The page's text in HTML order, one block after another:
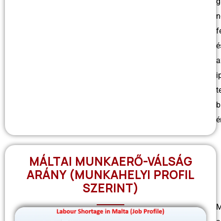
MÁLTAI MUNKAERŐ-VÁLSÁG
ARÁNY (MUNKAHELYI PROFIL
SZERINT)